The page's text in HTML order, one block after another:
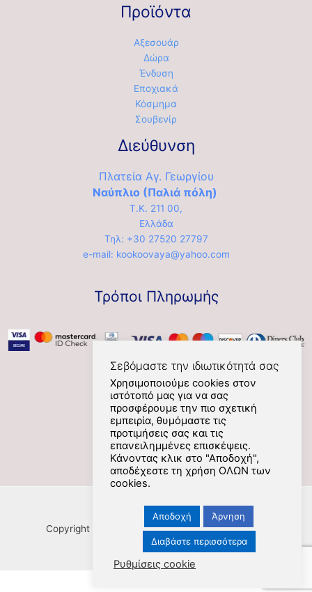
Προϊόντα
Αξεσουάρ
Δώρα
Ένδυση
Εποχιακά
Κόσμημα
Σουβενίρ
Διεύθυνση
Πλατεία Αγ. Γεωργίου
Ναύπλιο (Παλιά πόλη)
Τ.Κ. 211 00,
Ελλάδα
Τηλ: +30 27520 27797
e-mail: kookoovaya@yahoo.com
Τρόποι Πληρωμής
Social
Copyright [Nafplios] [2021] [kookoovaya.online] |
Σεβόμαστε την ιδιωτικότητά σας
Χρησιμοποιούμε cookies στον
ιστότοπό μας για να σας
προσφέρουμε την πιο σχετική
εμπειρία, θυμόμαστε τις
προτιμήσεις σας και τις
επανειλημμένες επισκέψεις.
Κάνοντας κλικ στο "Αποδοχή",
αποδέχεστε τη χρήση ΟΛΩΝ των
cookies.
Αποδοχή Άρνηση
Διαβάστε περισσότερα
Ρυθμίσεις cookie